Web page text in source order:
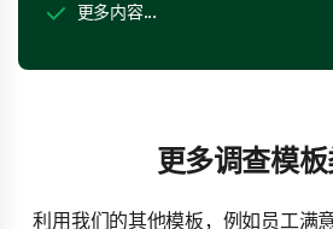
更多内容...
更多调查模
利用我们的其他模板，例如员工满